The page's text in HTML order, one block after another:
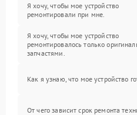
Я хочу, чтобы мое устройство
ремонтировали при мне.
Я хочу, чтобы мое устройство
ремонтировалось только
запчастями.
Как я узнаю, что мое устройство
От чего зависит срок ремонта